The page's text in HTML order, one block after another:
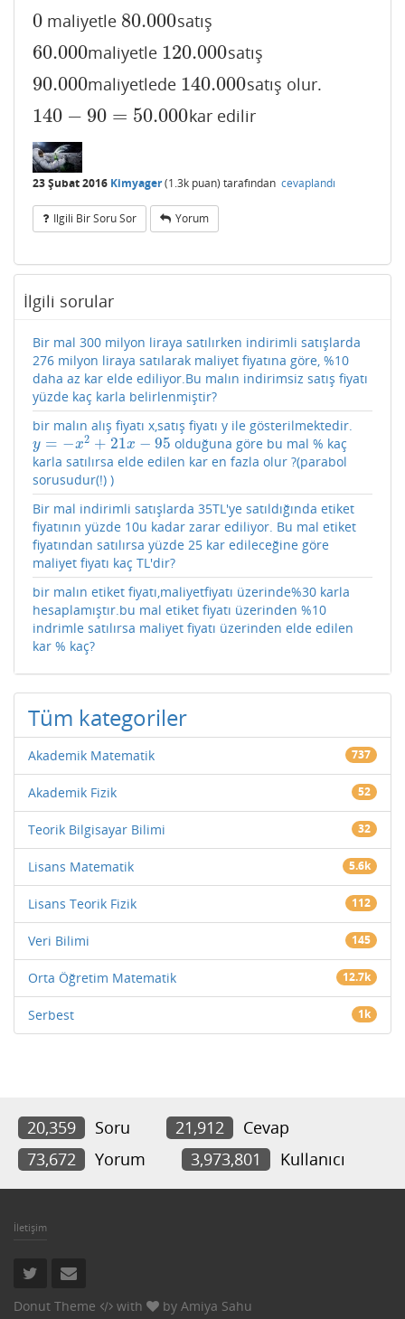
0
0 maliyetle 80.000
80.000 satış
60.000
60.000 maliyetle 120.000
120.000 satış
90.000
90.000 maliyetlede 140.000
140.000 satış olur.
140 − 90 = 50.000
140− 90 =50.000 kar edilir
23 Şubat 2016 Kimyager(1.3k puan) tarafından cevaplandı
Ilgili Bir Soru Sor Yorum
İlgili sorular
Bir mal 300 milyon liraya satılırken indirimli satışlarda
276 milyon liraya satılarak maliyet fiyatına göre, %10
daha az kar elde ediliyor.Bu malın indirimsiz satış fiyatı
yüzde kaç karla belirlenmiştir?
bir malın alış fiyatı x,satış fiyatı y ile gösterilmektedir.
y = −x2 + 21x − 95
y= −x 2+21x −95
olduğuna göre bu mal % kaç
karla satılırsa elde edilen kar en fazla olur ?(parabol
sorusudur(!) )
Bir mal indirimli satışlarda 35TL'ye satıldığında etiket
fiyatının yüzde 10u kadar zarar ediliyor. Bu mal etiket
fiyatından satılırsa yüzde 25 kar edileceğine göre
maliyet fiyatı kaç TL'dir?
bir malın etiket fiyatı,maliyetfiyatı üzerinde%30 karla
hesaplamıştır.bu mal etiket fiyatı üzerinden %10
indrimle satılırsa maliyet fiyatı üzerinden elde edilen
kar % kaç?
Tüm kategoriler
Akademik Matematik 737
Akademik Fizik 52
Teorik Bilgisayar Bilimi 32
Lisans Matematik 5.6k
Lisans Teorik Fizik 112
Veri Bilimi 145
Orta Öğretim Matematik 12.7k
Serbest 1k
20,359 Soru 21,912
Cevap
73,672
Yorum 3,973,801 Kullanıcı
İletişim
Donut Theme with by Amiya Sahu